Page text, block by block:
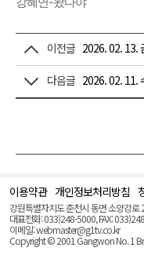
이전글 2026. 02. 13.
다음글 2026. 02. 11.
이용약관 개인정보처리방침
강원특별자치도 춘천시 동면 소양강로
대표전화: 033)248-5000, FAX:
이메일: webmaster@g1tv.co.kr
Copyright © 2001 Gangwon No. 1